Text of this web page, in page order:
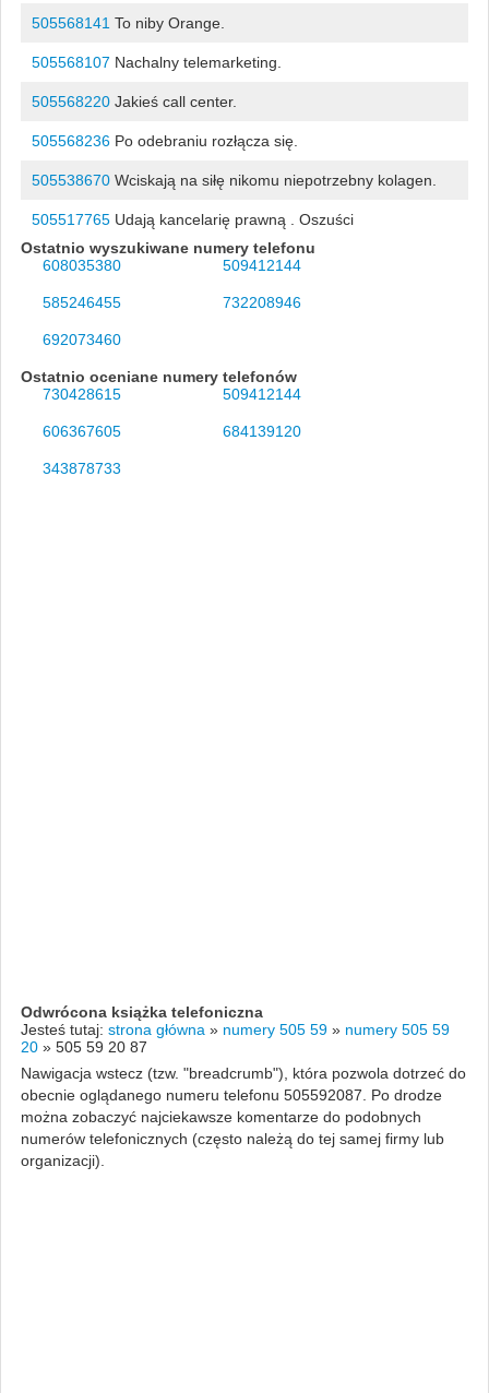
505568141 To niby Orange.
505568107 Nachalny telemarketing.
505568220Jakieś call center.
505568236Po odebraniu rozłącza się.
505538670Wciskają na siłę nikomu niepotrzebny kolagen.
505517765Udają kancelarię prawną . Oszuści
Ostatnio wyszukiwane numery telefonu
608035380
509412144
585246455 732208946
692073460
Ostatnio oceniane numery telefonów
730428615
509412144
606367605 684139120
343878733
Odwrócona książka telefoniczna
Jesteś tutaj: strona główna » numery 505 59 » numery 505 59
20 » 505 59 20 87
Nawigacja wstecz (tzw. "breadcrumb"), która pozwola dotrzeć do
obecnie oglądanego numeru telefonu 505592087. Po drodze
można zobaczyć najciekawsze komentarze do podobnych
numerów telefonicznych (często należą do tej samej firmy lub
organizacji).